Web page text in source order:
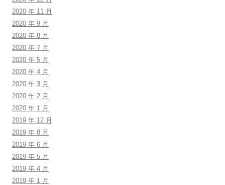
2020 年 11 月
2020 年 9 月
2020 年 8 月
2020 年 7 月
2020 年 5 月
2020 年 4 月
2020 年 3 月
2020 年 2 月
2020 年 1 月
2019 年 12 月
2019 年 8 月
2019 年 6 月
2019 年 5 月
2019 年 4 月
2019 年 1 月